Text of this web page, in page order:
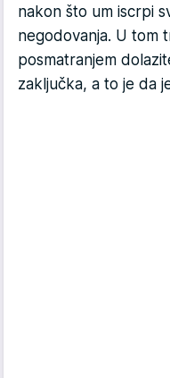
nakon što um iscrpi
negodovanja. U tom
posmatranjem
zaključka, a to je da